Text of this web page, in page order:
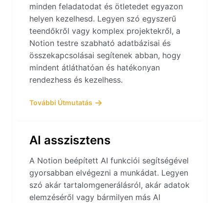
minden feladatodat és ötletedet egyazon
helyen kezelhesd. Legyen szó egyszerű
teendőkről vagy komplex projektekről, a
Notion testre szabható adatbázisai és
összekapcsolásai segítenek abban, hogy
mindent átláthatóan és hatékonyan
rendezhess és kezelhess.
További Útmutatás
AI asszisztens
A Notion beépített AI funkciói segítségével
gyorsabban elvégezni a munkádat. Legyen
szó akár tartalomgenerálásról, akár adatok
elemzéséről vagy bármilyen más AI